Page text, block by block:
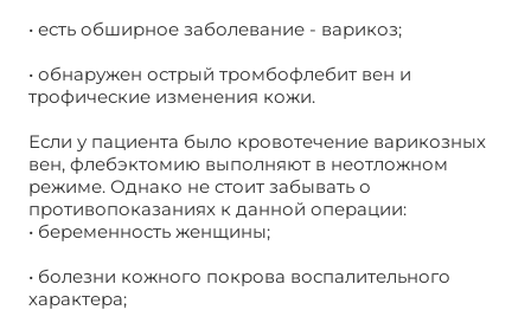
• есть обширное заболевание - варикоз;
• обнаружен острый тромбофлебит вен и
трофические изменения кожи.
Если у пациента было кровотечение варикозных
вен, флебэктомию выполняют в неотложном
режиме. Однако не стоит забывать о
противопоказаниях к данной операции:
• беременность женщины;
• болезни кожного покрова воспалительного
характера;